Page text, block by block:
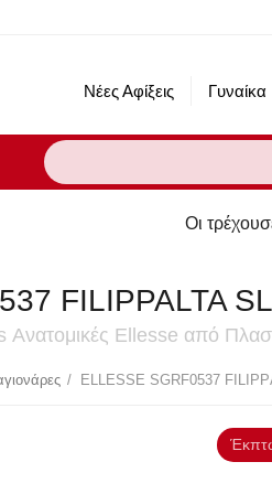
Νέες Αφίξεις Γυναίκα
Οι τρέχουσες
FILIPPALTA
Ανατομικές Ellesse από
/
50%